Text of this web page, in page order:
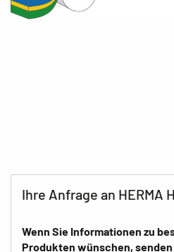
Ihre Anfrage an HERMA
Wenn Sie Informationen zu
Produkten wünschen,